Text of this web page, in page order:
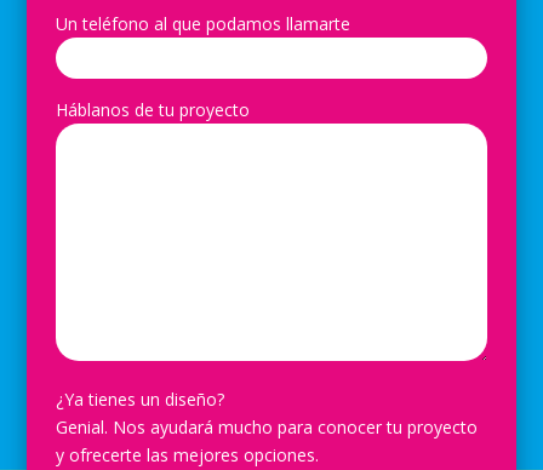
Un teléfono al que podamos llamarte
Háblanos de tu proyecto
¿Ya tienes un diseño?
Genial. Nos ayudará mucho para conocer tu proyecto
y ofrecerte las mejores opciones.